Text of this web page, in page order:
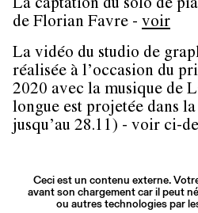
La captation du solo de
de Florian Favre - voir
La vidéo du studio de
réalisée à l’occasion du
2020 avec la musique de
longue est projetée dans
jusqu’au 28.11) - voir ci-
Ceci est un contenu externe.
avant son chargement car il peut
ou autres technologies par